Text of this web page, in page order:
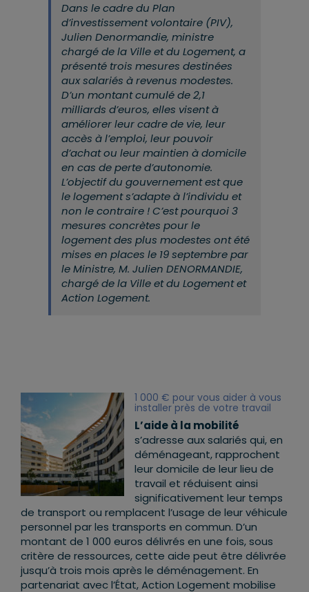
Dans le cadre du Plan
d’investissement volontaire (PIV),
Julien Denormandie, ministre
chargé de la Ville et du Logement, a
présenté trois mesures destinées
aux salariés à revenus modestes.
D’un montant cumulé de 2,1
milliards d’euros, elles visent à
améliorer leur cadre de vie, leur
accès à l’emploi, leur pouvoir
d’achat ou leur maintien à domicile
en cas de perte d’autonomie.
L’objectif du gouvernement est que
le logement s’adapte à l’individu et
non le contraire ! C’est pourquoi 3
mesures concrètes pour le
logement des plus modestes ont été
mises en places le 19 septembre par
le Ministre, M. Julien DENORMANDIE,
chargé de la Ville et du Logement et
Action Logement.
1 000 € pour vous aider à vous
installer près de votre travail
L’aide à la mobilité
s’adresse aux salariés qui, en
déménageant, rapprochent
leur domicile de leur lieu de
travail et réduisent ainsi
significativement leur temps
de transport ou remplacent l’usage de leur véhicule
personnel par les transports en commun. D’un
montant de 1 000 euros délivrés en une fois, sous
critère de ressources, cette aide peut être délivrée
jusqu’à trois mois après le déménagement. En
partenariat avec l’État, Action Logement mobilise